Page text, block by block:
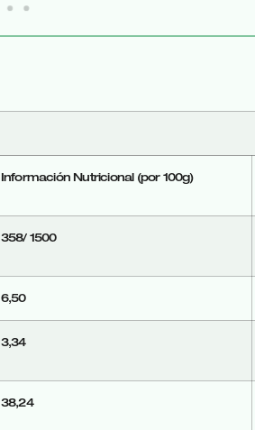
Información Nutricional (por 100g)
358/ 1500
6,50
3,34
38,24